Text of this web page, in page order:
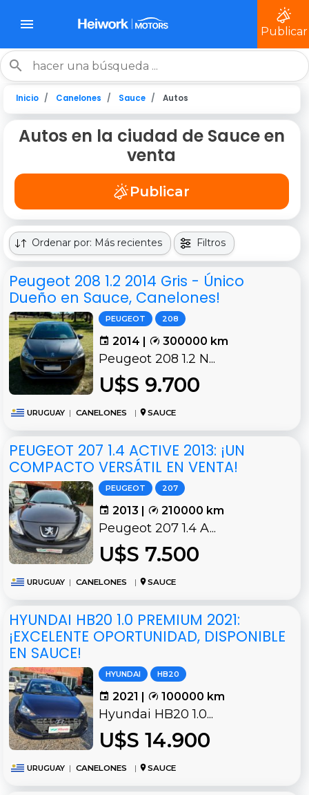
Publicar
Inicio Canelones Sauce Autos
Autos en la ciudad de Sauce en
venta
Publicar
Ordenar por: Más recientes Filtros
Peugeot 208 1.2 2014 Gris - Único
Dueño en Sauce, Canelones!
PEUGEOT 208
2014 | 300000 km
Peugeot 208 1.2 N...
U$S 9.700
URUGUAY | CANELONES | SAUCE
PEUGEOT 207 1.4 ACTIVE 2013: ¡UN
COMPACTO VERSÁTIL EN VENTA!
PEUGEOT 207
2013 | 210000 km
Peugeot 207 1.4 A...
U$S 7.500
URUGUAY | CANELONES | SAUCE
HYUNDAI HB20 1.0 PREMIUM 2021:
¡EXCELENTE OPORTUNIDAD, DISPONIBLE
EN SAUCE!
HYUNDAI HB20
2021 | 100000 km
Hyundai HB20 1.0...
U$S 14.900
URUGUAY | CANELONES | SAUCE